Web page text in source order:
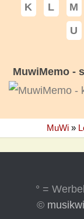
K
L M
U
MuwiMemo -
MuWi »
° =
©